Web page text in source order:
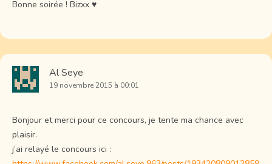
Bonne soirée ! Bizxx ♥
Al Seye
19 novembre 2015 à 00:01
Bonjour et merci pour ce concours, je tente ma chance avec
plaisir.
j’ai relayé le concours ici :